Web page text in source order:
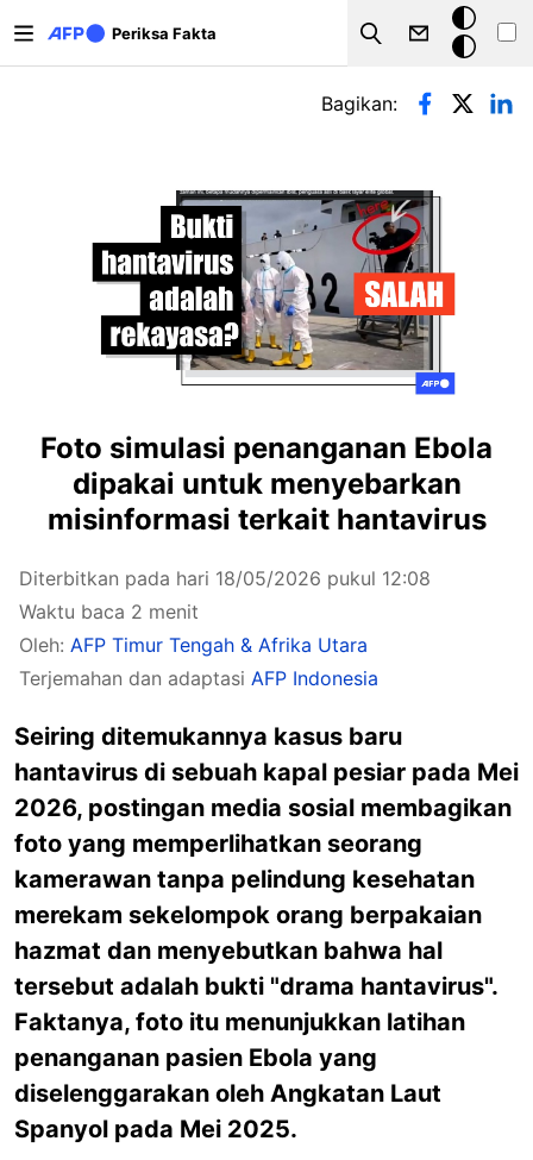
Periksa Fakta
Search
Mode
gelap
Tab primer
Bagikan:
Foto simulasi penanganan Ebola
dipakai untuk menyebarkan
misinformasi terkait hantavirus
Diterbitkan pada hari 18/05/2026 pukul 12:08
Waktu baca 2 menit
Oleh: AFP Timur Tengah & Afrika Utara
Terjemahan dan adaptasi AFP Indonesia
Seiring ditemukannya kasus baru
hantavirus di sebuah kapal pesiar pada Mei
2026, postingan media sosial membagikan
foto yang memperlihatkan seorang
kamerawan tanpa pelindung kesehatan
merekam sekelompok orang berpakaian
hazmat dan menyebutkan bahwa hal
tersebut adalah bukti "drama hantavirus".
Faktanya, foto itu menunjukkan latihan
penanganan pasien Ebola yang
diselenggarakan oleh Angkatan Laut
Spanyol pada Mei 2025.